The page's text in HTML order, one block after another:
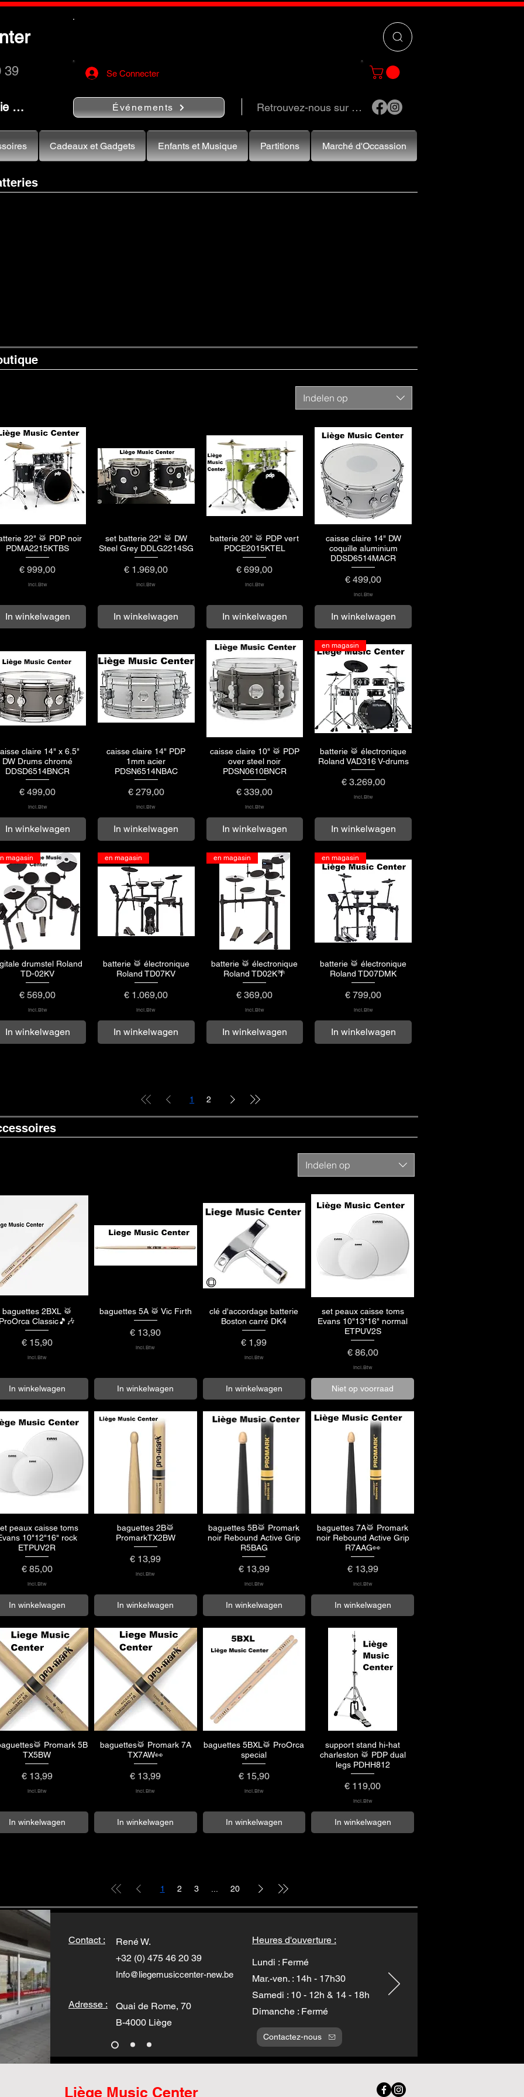
39 Se Connecter
… Événements Retrouvez-nous sur …
Indelen op
Snel overzicht
22" 🥁 PDP noir
PDMA2215KTBS
Prijs
€ 999,00
incl.Btw
In winkelwagen
Snel overzicht
set batterie 22" 🥁 DW
Steel Grey DDLG2214SG
Prijs
€ 1.969,00
incl.Btw
In winkelwagen
Snel overzicht
batterie 20" 🥁 PDP vert
PDCE2015KTEL
Prijs
€ 699,00
incl.Btw
In winkelwagen
Snel overzicht
caisse claire 14" DW
coquille aluminium
DDSD6514MACR
Prijs
€ 499,00
incl.Btw
In winkelwagen
Snel overzicht
claire 14" x 6.5"
DW Drums chromé
DDSD6514BNCR
Prijs
€ 499,00
incl.Btw
In winkelwagen
Snel overzicht
caisse claire 14" PDP
1mm acier
PDSN6514NBAC
Prijs
€ 279,00
incl.Btw
In winkelwagen
Snel overzicht
caisse claire 10" 🥁 PDP
over steel noir
PDSN0610BNCR
Prijs
€ 339,00
incl.Btw
In winkelwagen
Snel overzicht
en magasin
batterie 🥁 électronique
Roland VAD316 V-drums
Prijs
€ 3.269,00
incl.Btw
In winkelwagen
Snel overzicht
magasin
drumstel Roland
TD-02KV
Prijs
€ 569,00
incl.Btw
In winkelwagen
Snel overzicht
en magasin
batterie 🥁 électronique
Roland TD07KV
Prijs
€ 1.069,00
incl.Btw
In winkelwagen
Snel overzicht
en magasin
batterie 🥁 électronique
Roland TD02K🌴
Prijs
€ 369,00
incl.Btw
In winkelwagen
Snel overzicht
en magasin
batterie 🥁 électronique
Roland TD07DMK
Prijs
€ 799,00
incl.Btw
In winkelwagen
1 2
Indelen op
Snel overzicht
baguettes 2BXL 🥁
Classic🎵🎶
Prijs
€ 15,90
incl.Btw
In winkelwagen
Snel overzicht
baguettes 5A 🥁 Vic Firth
Prijs
€ 13,90
incl.Btw
In winkelwagen
Snel overzicht
clé d'accordage batterie
Boston carré DK4
Prijs
€ 1,99
incl.Btw
In winkelwagen
Snel overzicht
set peaux caisse toms
Evans 10"13"16" normal
ETPUV2S
Prijs
€ 86,00
incl.Btw
Niet op voorraad
Snel overzicht
peaux caisse toms
10"12"16" rock
ETPUV2R
Prijs
€ 85,00
incl.Btw
In winkelwagen
Snel overzicht
baguettes 2B🥁
PromarkTX2BW
Prijs
€ 13,99
incl.Btw
In winkelwagen
Snel overzicht
baguettes 5B🥁 Promark
noir Rebound Active Grip
R5BAG
Prijs
€ 13,99
incl.Btw
In winkelwagen
Snel overzicht
baguettes 7A🥁 Promark
noir Rebound Active Grip
R7AAG👀
Prijs
€ 13,99
incl.Btw
In winkelwagen
Snel overzichtPromark 5B
TX5BW
Prijs
€ 13,99
incl.Btw
In winkelwagen
Snel overzicht
baguettes🥁 Promark 7A
TX7AW👀
Prijs
€ 13,99
incl.Btw
In winkelwagen
Snel overzicht
baguettes 5BXL🥁 ProOrca
special
Prijs
€ 15,90
incl.Btw
In winkelwagen
Snel overzicht
support stand hi-hat
charleston 🥁 PDP dual
legs PDHH812
Prijs
€ 119,00
incl.Btw
In winkelwagen
1 2 3 20
Contact :
Adresse :
Quai de Rome, 70
B-4000 Liège
Heures d'ouverture :
Lundi : Fermé
Mar.-ven. : 14h - 17h30
Samedi : 10 - 12h & 14 - 18h
Dimanche : Fermé
Contactez-nous
René W.
+32 (0) 475 46 20 39
Info@liegemusiccenter-new.be
Cadeaux et Gadgets Enfants et Musique Partitions Marché d'Occassion
Liège Music Center